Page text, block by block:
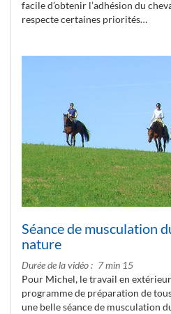
facile d’obtenir l’adhésion du
respecte certaines priorités…
Séance de musculation
nature
Durée de la vidéo
7 min 15
Pour Michel, le travail en
programme de préparation de
une belle séance de musculation